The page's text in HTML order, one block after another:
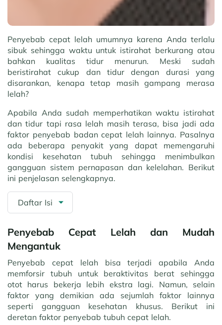
Penyebab cepat lelah umumnya karena Anda terlalu
sibuk sehingga waktu untuk istirahat berkurang atau
bahkan kualitas tidur menurun. Meski sudah
beristirahat cukup dan tidur dengan durasi yang
disarankan, kenapa tetap masih gampang merasa
lelah?
Apabila Anda sudah memperhatikan waktu istirahat
dan tidur tapi rasa lelah masih terasa, bisa jadi ada
faktor penyebab badan cepat lelah lainnya. Pasalnya
ada beberapa penyakit yang dapat memengaruhi
kondisi kesehatan tubuh sehingga menimbulkan
gangguan sistem pernapasan dan kelelahan. Berikut
ini penjelasan selengkapnya.
Daftar Isi
Penyebab Cepat Lelah dan Mudah
Mengantuk
Penyebab cepat lelah bisa terjadi apabila Anda
memforsir tubuh untuk beraktivitas berat sehingga
otot harus bekerja lebih ekstra lagi. Namun, selain
faktor yang demikian ada sejumlah faktor lainnya
seperti gangguan kesehatan khusus. Berikut ini
deretan faktor penyebab tubuh cepat lelah.